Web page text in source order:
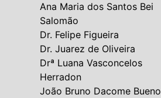
Ana Maria dos Santos Bei
Salomão
Dr. Felipe Figueira
Dr. Juarez de Oliveira
Drª Luana Vasconcelos
Herradon
João Bruno Dacome Bueno